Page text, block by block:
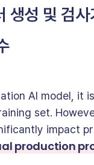
생성 및 검사
AI model, it
set.
impact
production